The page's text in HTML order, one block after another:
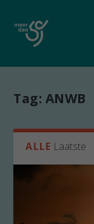
Tag: ANWB
ALLE Laatste